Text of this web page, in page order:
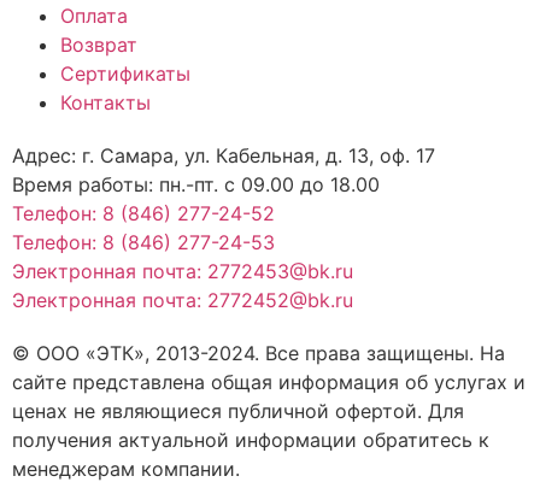
Оплата
Возврат
Сертификаты
Контакты
Адрес: г. Самара, ул. Кабельная, д. 13, оф. 17
Время работы: пн.-пт. с 09.00 до 18.00
Телефон: 8 (846) 277-24-52
Телефон: 8 (846) 277-24-53
Электронная почта: 2772453@bk.ru
Электронная почта: 2772452@bk.ru
© ООО «ЭТК», 2013-2024. Все права защищены. На
сайте представлена общая информация об услугах и
ценах не являющиеся публичной офертой. Для
получения актуальной информации обратитесь к
менеджерам компании.